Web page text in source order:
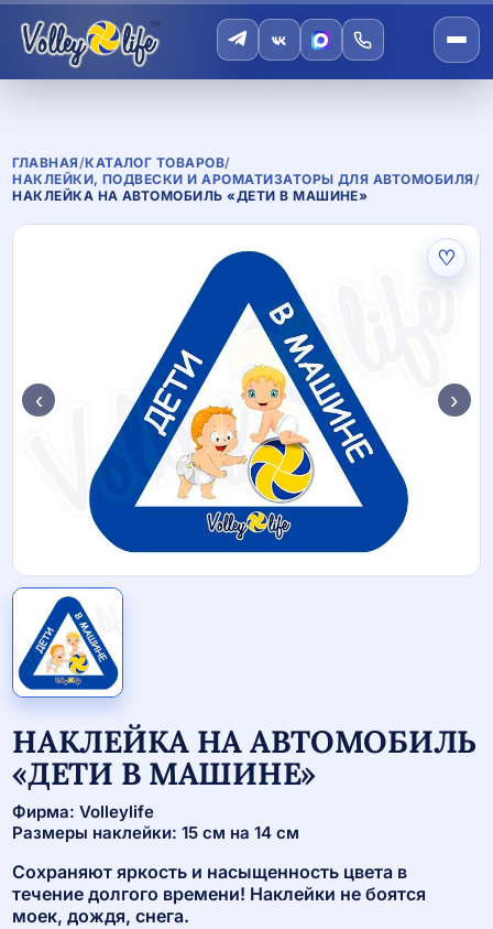
ГЛАВНАЯ/КАТАЛОГ ТОВАРОВ/
НАКЛЕЙКИ, ПОДВЕСКИ И АРОМАТИЗАТОРЫ ДЛЯ АВТОМОБИЛЯ/
НАКЛЕЙКА НА АВТОМОБИЛЬ «ДЕТИ В МАШИНЕ»
♡
‹ ›
НАКЛЕЙКА НА АВТОМОБИЛЬ
«ДЕТИ В МАШИНЕ»
Фирма: Volleylife
Размеры наклейки: 15 см на 14 см
Сохраняют яркость и насыщенность цвета в
течение долгого времени! Наклейки не боятся
моек, дождя, снега.